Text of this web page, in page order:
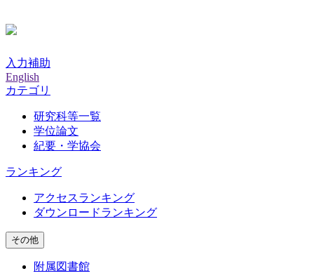
入力補助
English
カテゴリ
研究科等一覧
学位論文
紀要・学協会
ランキング
アクセスランキング
ダウンロードランキング
その他
附属図書館